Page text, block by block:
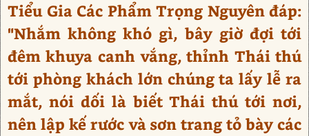
Tiểu Gia Các Phẩm Trọng Nguyên đáp:
"Nhắm không khó gì, bây giờ đợi tới
đêm khuya canh vắng, thỉnh Thái thú
tới phòng khách lớn chúng ta lấy lễ ra
mắt, nói dối là biết Thái thú tới nơi,
nên lập kế rước và sơn trang tỏ bày các